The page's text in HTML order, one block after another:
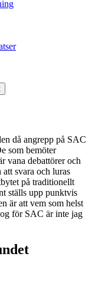
då angrepp på SAC
som bemöter
vana debattörer och
svara och luras
på traditionellt
ställs upp punktvis
är att vem som helst
för SAC är inte jag